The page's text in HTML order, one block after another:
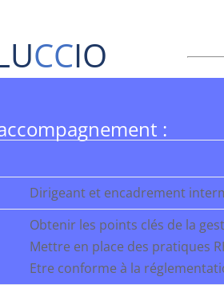
CCIO
:
Dirigeant et encadrement
Obtenir les points clés de la
Mettre en place des pratiques
Etre conforme à la